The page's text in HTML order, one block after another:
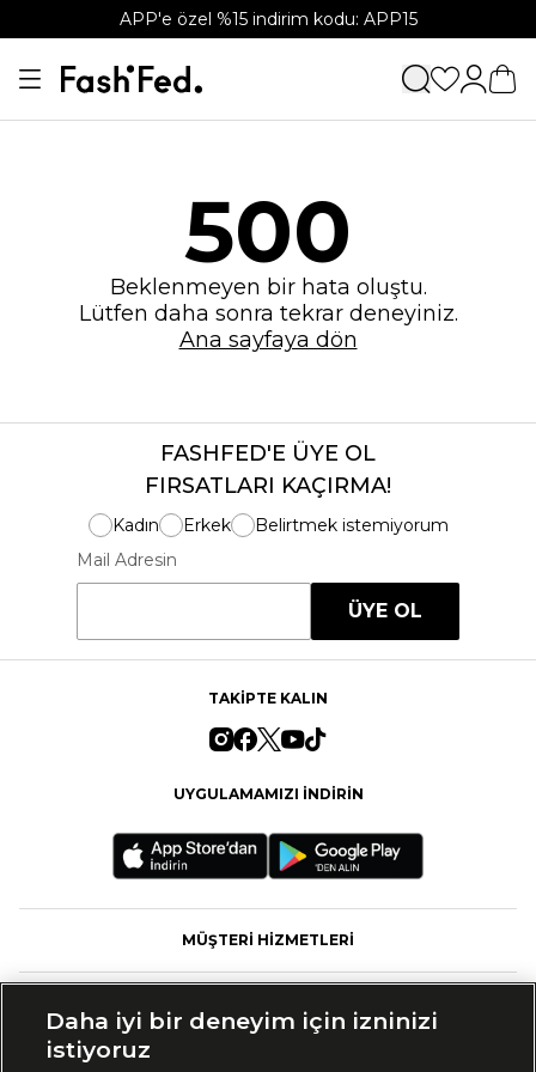
APP'e özel %15 indirim kodu: APP15
500
Beklenmeyen bir hata oluştu.
Lütfen daha sonra tekrar deneyiniz.
Ana sayfaya dön
FASHFED'E ÜYE OL
FIRSATLARI KAÇIRMA!
Kadın Erkek
Belirtmek istemiyorum
Mail Adresin
ÜYE OL
TAKİPTE KALIN
UYGULAMAMIZI İNDİRİN
MÜŞTERİ HİZMETLERİ
Daha iyi bir deneyim için izninizi
istiyoruz